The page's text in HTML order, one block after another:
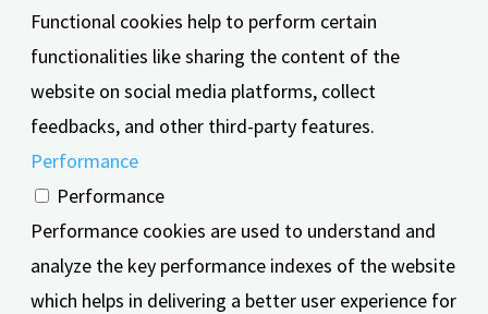
Functional cookies help to perform certain
functionalities like sharing the content of the
website on social media platforms, collect
feedbacks, and other third-party features.
Performance
Performance
Performance cookies are used to understand and
analyze the key performance indexes of the website
which helps in delivering a better user experience for